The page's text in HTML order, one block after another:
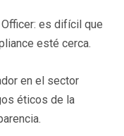
es difícil que
esté cerca.
en el sector
éticos de la